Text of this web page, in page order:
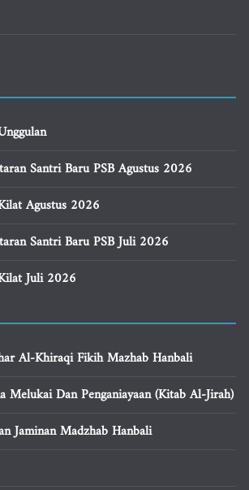
Santri Baru PSB Agustus 2026
Agustus 2026
Santri Baru PSB Juli 2026
Juli 2026
Al-Khiraqi Fikih Mazhab Hanbali
Melukai Dan Penganiayaan (Kitab Al-Jirah)
Jaminan Madzhab Hanbali